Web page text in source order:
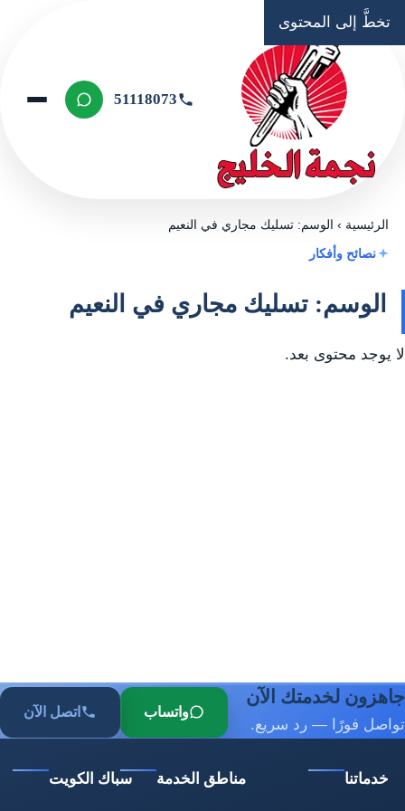
تخطَّ إلى المحتوى
51118073
الرئيسية ›الوسم: تسليك مجاري في النعيم
نصائح وأفكار
الوسم: تسليك مجاري في النعيم
لا يوجد محتوى بعد.
جاهزون لخدمتك الآن
تواصل فورًا — رد سريع.
واتساب اتصل الآن
خدماتنا مناطق الخدمة سباك الكويت